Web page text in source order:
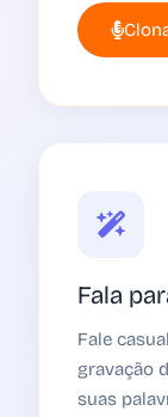
Fala
Fale
gravação
suas